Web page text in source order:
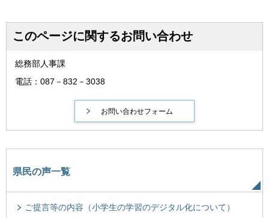
このページに関するお問い合わせ
総務部人事課
電話：087－832－3038
県民の声一覧
ご提言等の内容（小学生の学習のデジタル化について）